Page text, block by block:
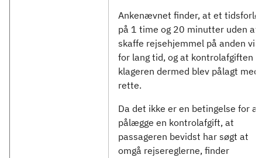
Ankenævnet finder, at et
på 1 time og 20 minutter uden at
skaffe rejsehjemmel på anden vis
for lang tid, og at kontrolafgiften
klageren dermed blev pålagt med
rette.
Da det ikke er en betingelse for at
pålægge en kontrolafgift, at
passageren bevidst har søgt at
omgå rejsereglerne, finder